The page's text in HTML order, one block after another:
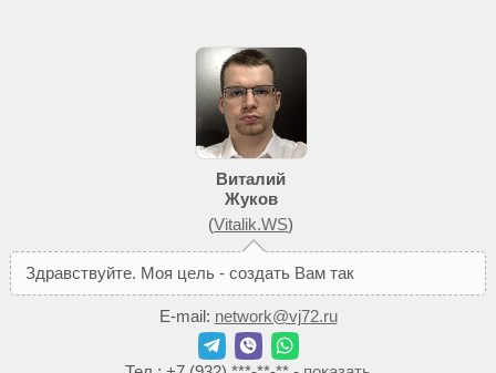
Виталий
Жуков
(Vitalik.WS)
Здравствуйте. Моя цель - создать Вам тако
E-mail: network@vj72.ru